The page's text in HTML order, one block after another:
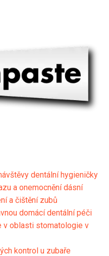
dentální hygieničky
a onemocnění dásní
a čištění zubů
domácí dentální péči
v oblasti stomatologie v
kontrol u zubaře